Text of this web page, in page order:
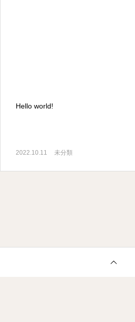
Hello world!
2022.10.11 未分類